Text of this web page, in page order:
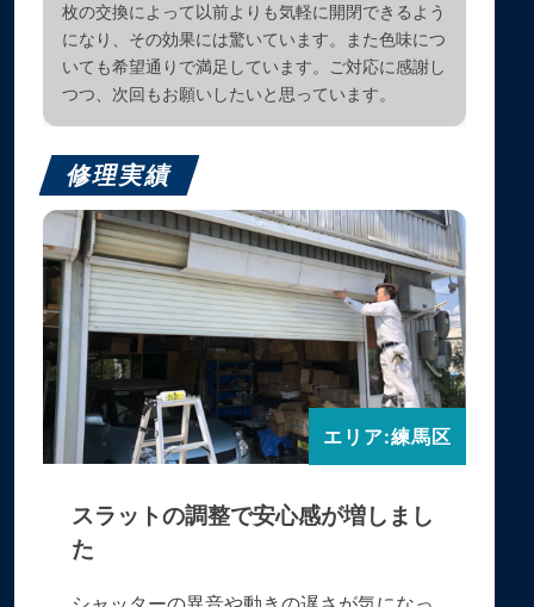
枚の交換によって以前よりも気軽に開閉できるよう
になり、その効果には驚いています。また色味につ
いても希望通りで満足しています。ご対応に感謝し
つつ、次回もお願いしたいと思っています。
修理実績
エリア:練馬区
スラットの調整で安心感が増しまし
た